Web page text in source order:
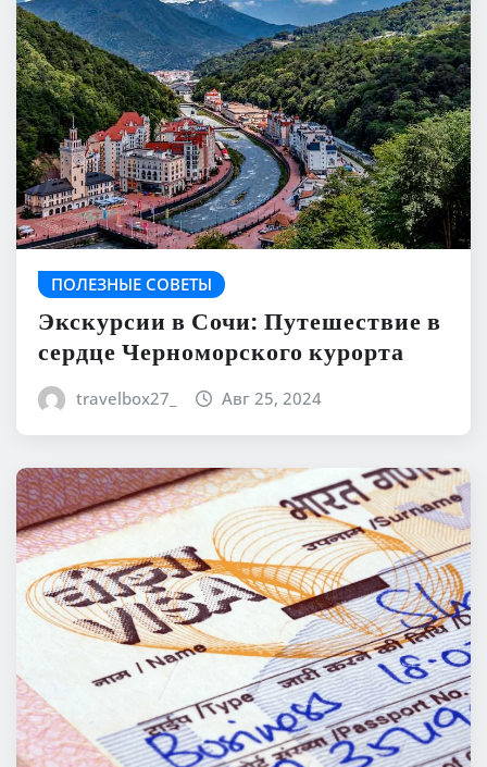
ПОЛЕЗНЫЕ СОВЕТЫ
Экскурсии в Сочи: Путешествие в
сердце Черноморского курорта
travelbox27_ Авг 25, 2024